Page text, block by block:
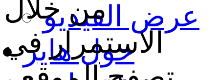
عرض الفيديو
حول هاير
من خلال
الاستمرار في